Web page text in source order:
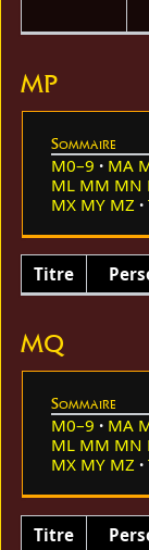
MP
Sommaire
M0–9 MA
ML MM MN
MX MY MZ
Titre
MQ
Sommaire
M0–9 MA
ML MM MN
MX MY MZ
Titre